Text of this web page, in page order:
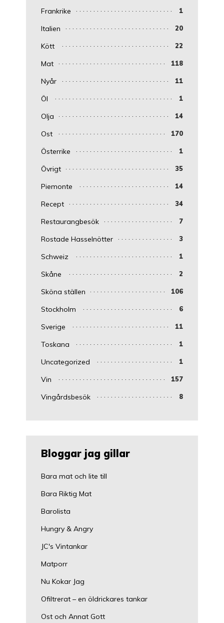
Frankrike 1
Italien 20
Kött 22
Mat 118
Nyår 11
Öl 1
Olja 14
Ost 170
Österrike 1
Övrigt 35
Piemonte 14
Recept 34
Restaurangbesök 7
Rostade Hasselnötter 3
Schweiz 1
Skåne 2
Sköna ställen 106
Stockholm 6
Sverige 11
Toskana 1
Uncategorized 1
Vin 157
Vingårdsbesök 8
Bloggar jag gillar
Bara mat och lite till
Bara Riktig Mat
Barolista
Hungry & Angry
JC's Vintankar
Matporr
Nu Kokar Jag
Ofiltrerat – en öldrickares tankar
Ost och Annat Gott